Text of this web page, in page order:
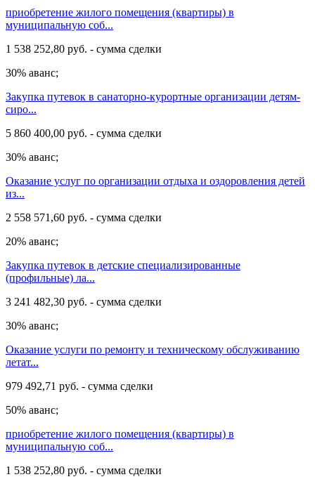
приобретение жилого помещения (квартиры) в
муниципальную соб...
1 538 252,80 руб. - сумма сделки
30% аванс;
Закупка путевок в санаторно-курортные организации детям-
сиро...
5 860 400,00 руб. - сумма сделки
30% аванс;
Оказание услуг по организации отдыха и оздоровления детей
из...
2 558 571,60 руб. - сумма сделки
20% аванс;
Закупка путевок в детские специализированные
(профильные) ла...
3 241 482,30 руб. - сумма сделки
30% аванс;
Оказание услуги по ремонту и техническому обслуживанию
летат...
979 492,71 руб. - сумма сделки
50% аванс;
приобретение жилого помещения (квартиры) в
муниципальную соб...
1 538 252,80 руб. - сумма сделки